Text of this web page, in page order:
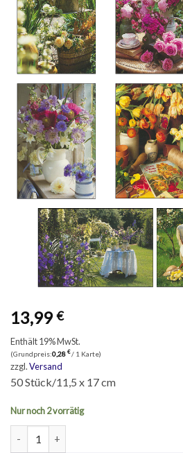
13,99€
Enthält 19% MwSt.
(Grundpreis:0,28 €/ 1 Karte)
zzgl.Versand
50 Stück/11,5 x 17 cm
Nur noch 2 vorrätig